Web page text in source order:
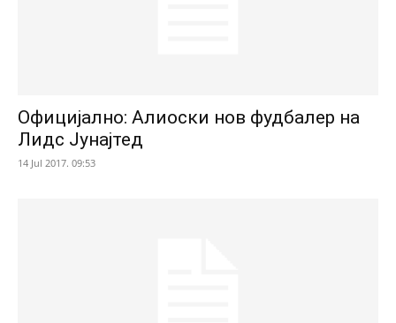
Официјално: Алиоски нов фудбалер на
Лидс Јунајтед
14 Jul 2017. 09:53